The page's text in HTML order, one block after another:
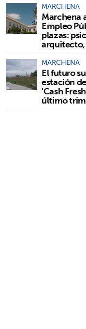
MARCHENA
Marchena
Empleo
plazas:
MARCHENA
El futuro
estación
'Cash
último